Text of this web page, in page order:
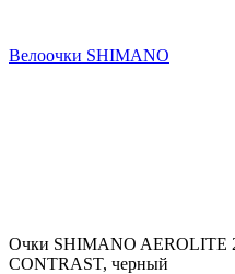
Велоочки SHIMANO
Очки SHIMANO AEROLITE
CONTRAST, черный